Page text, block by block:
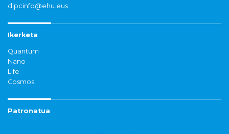
dipcinfo@ehu.eus
Ikerketa
Quantum
Nano
Life
Cosmos
Patronatua